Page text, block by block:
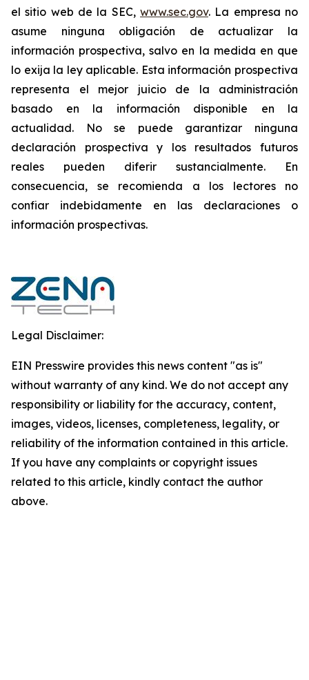
el sitio web de la SEC, www.sec.gov. La empresa no
asume ninguna obligación de actualizar la
información prospectiva, salvo en la medida en que
lo exija la ley aplicable. Esta información prospectiva
representa el mejor juicio de la administración
basado en la información disponible en la
actualidad. No se puede garantizar ninguna
declaración prospectiva y los resultados futuros
reales pueden diferir sustancialmente. ‎‎‎En
consecuencia, se recomienda a los lectores‎ no
confiar indebidamente en las declaraciones o
información prospectivas.‎
Legal Disclaimer:
EIN Presswire provides this news content "as is"
without warranty of any kind. We do not accept any
responsibility or liability for the accuracy, content,
images, videos, licenses, completeness, legality, or
reliability of the information contained in this article.
If you have any complaints or copyright issues
related to this article, kindly contact the author
above.